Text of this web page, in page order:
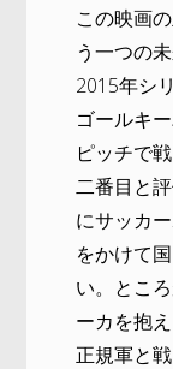
この映画
う一つの未
2015年シ
ゴールキ
ピッチで
二番目と
にサッカ
をかけて
い。とこ
ーカを抱
正規軍と